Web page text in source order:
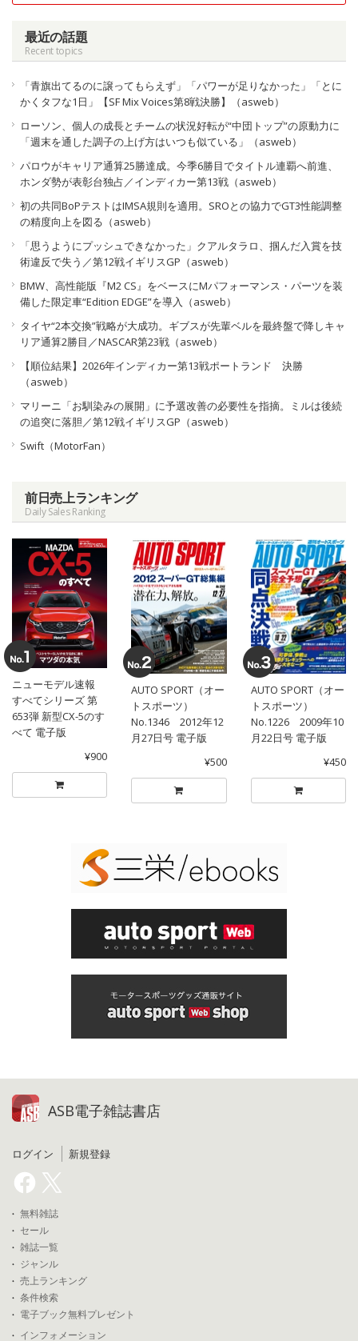
最近の話題
Recent topics
「青旗出てるのに譲ってもらえず」「パワーが足りなかった」「とに
かくタフな1日」【SF Mix Voices第8戦決勝】（asweb）
ローソン、個人の成長とチームの状況好転が“中団トップ”の原動力に
「週末を通した調子の上げ方はいつも似ている」（asweb）
パロウがキャリア通算25勝達成。今季6勝目でタイトル連覇へ前進、
ホンダ勢が表彰台独占／インディカー第13戦（asweb）
初の共同BoPテストはIMSA規則を適用。SROとの協力でGT3性能調整
の精度向上を図る（asweb）
「思うようにプッシュできなかった」クアルタラロ、掴んだ入賞を技
術違反で失う／第12戦イギリスGP（asweb）
BMW、高性能版『M2 CS』をベースにMパフォーマンス・パーツを装
備した限定車“Edition EDGE”を導入（asweb）
タイヤ“2本交換”戦略が大成功。ギブスが先輩ベルを最終盤で降しキャ
リア通算2勝目／NASCAR第23戦（asweb）
【順位結果】2026年インディカー第13戦ポートランド 決勝
（asweb）
マリーニ「お馴染みの展開」に予選改善の必要性を指摘。ミルは後続
の追突に落胆／第12戦イギリスGP（asweb）
Swift（MotorFan）
前日売上ランキング
Daily Sales Ranking
ニューモデル速報
すべてシリーズ 第
653弾 新型CX-5のす
べて 電子版
¥900
AUTO SPORT（オー
トスポーツ）
No.1346 2012年12
月27日号 電子版
¥500
AUTO SPORT（オー
トスポーツ）
No.1226 2009年10
月22日号 電子版
¥450
ASB電子雑誌書店
ログイン 新規登録
無料雑誌
セール
雑誌一覧
ジャンル
売上ランキング
条件検索
電子ブック無料プレゼント
インフォメーション